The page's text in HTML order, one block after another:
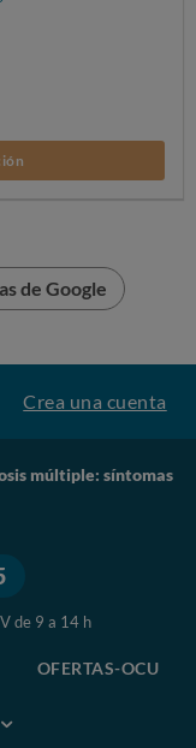
de Google
Crea una cuenta
múltiple: síntomas
de 9 a 14 h
OFERTAS-OCU